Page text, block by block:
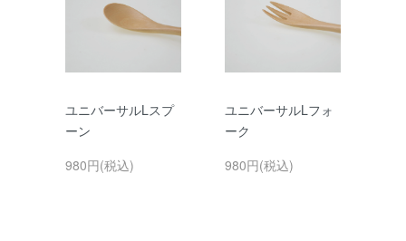
ユニバーサルLスプ
ーン
980円(税込)
ユニバーサルLフォ
ーク
980円(税込)